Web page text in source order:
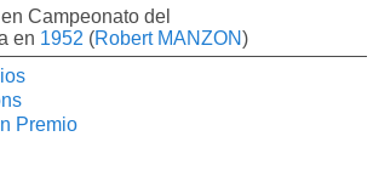
Campeonato del
en 1952 (Robert MANZON)
Premio